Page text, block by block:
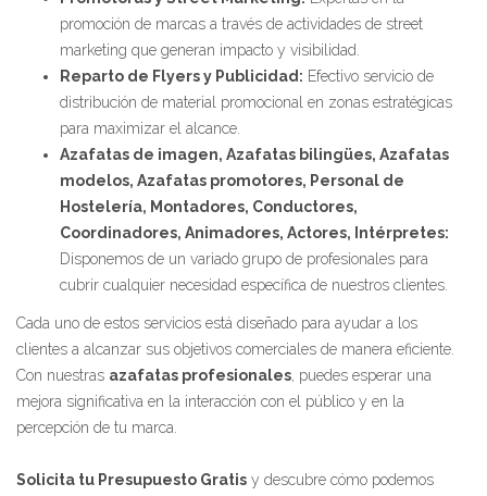
promoción de marcas a través de actividades de street
marketing que generan impacto y visibilidad.
Reparto de Flyers y Publicidad: Efectivo servicio de
distribución de material promocional en zonas estratégicas
para maximizar el alcance.
Azafatas de imagen, Azafatas bilingües, Azafatas
modelos, Azafatas promotores, Personal de
Hostelería, Montadores, Conductores,
Coordinadores, Animadores, Actores, Intérpretes:
Disponemos de un variado grupo de profesionales para
cubrir cualquier necesidad específica de nuestros clientes.
Cada uno de estos servicios está diseñado para ayudar a los
clientes a alcanzar sus objetivos comerciales de manera eficiente.
Con nuestras azafatas profesionales , puedes esperar una
mejora significativa en la interacción con el público y en la
percepción de tu marca.
Solicita tu Presupuesto Gratis y descubre cómo podemos